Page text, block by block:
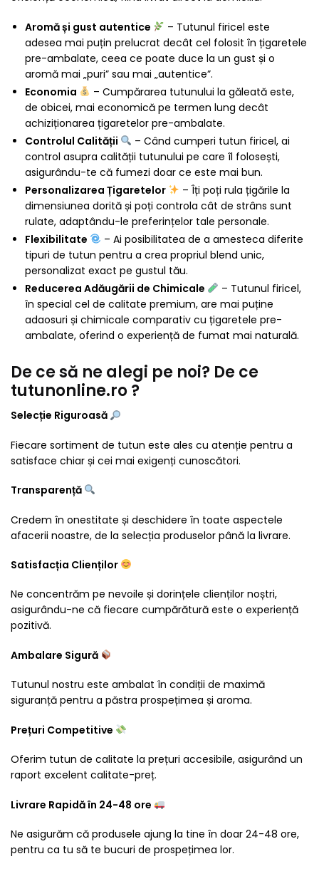
Aromă și gust autentice
– Tutunul firicel este
adesea mai puțin prelucrat decât cel folosit în țigaretele
pre-ambalate, ceea ce poate duce la un gust și o
aromă mai „puri” sau mai „autentice”.
Economia
– Cumpărarea tutunului la găleată este,
de obicei, mai economică pe termen lung decât
achiziționarea țigaretelor pre-ambalate.
Controlul Calității
– Când cumperi tutun firicel, ai
control asupra calității tutunului pe care îl folosești,
asigurându-te că fumezi doar ce este mai bun.
Personalizarea Țigaretelor
– Îți poți rula țigările la
dimensiunea dorită și poți controla cât de strâns sunt
rulate, adaptându-le preferințelor tale personale.
Flexibilitate
– Ai posibilitatea de a amesteca diferite
tipuri de tutun pentru a crea propriul blend unic,
personalizat exact pe gustul tău.
Reducerea Adăugării de Chimicale
– Tutunul firicel,
în special cel de calitate premium, are mai puține
adaosuri și chimicale comparativ cu țigaretele pre-
ambalate, oferind o experiență de fumat mai naturală.
De ce să ne alegi pe noi? De ce
tutunonline.ro ?
Selecție Riguroasă
Fiecare sortiment de tutun este ales cu atenție pentru a
satisface chiar și cei mai exigenți cunoscători.
Transparență
Credem în onestitate și deschidere în toate aspectele
afacerii noastre, de la selecția produselor până la livrare.
Satisfacția Clienților
Ne concentrăm pe nevoile și dorințele clienților noștri,
asigurându-ne că fiecare cumpărătură este o experiență
pozitivă.
Ambalare Sigură
Tutunul nostru este ambalat în condiții de maximă
siguranță pentru a păstra prospețimea și aroma.
Prețuri Competitive
Oferim tutun de calitate la prețuri accesibile, asigurând un
raport excelent calitate-preț.
Livrare Rapidă în 24-48 ore
Ne asigurăm că produsele ajung la tine în doar 24-48 ore,
pentru ca tu să te bucuri de prospețimea lor.